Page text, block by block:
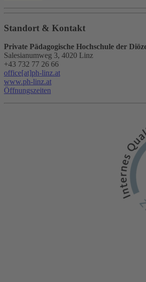
Standort & Kontakt
Private Pädagogische Hochschule der
Salesianumweg 3, 4020 Linz
+43 732 77 26 66
office[at]ph-linz.at
www.ph-linz.at
Öffnungszeiten